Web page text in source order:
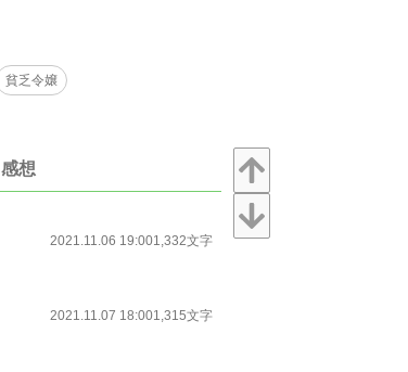
貧乏令嬢
感想
2021.11.06 19:001,332文字
2021.11.07 18:001,315文字